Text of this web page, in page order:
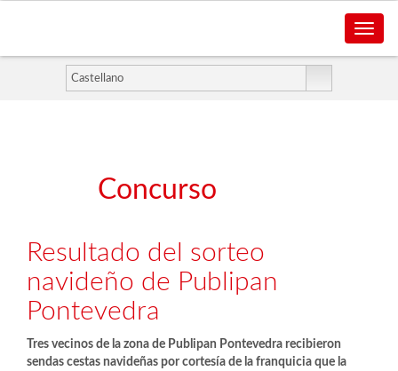
Toggle
Concurso
Resultado del sorteo
navideño de Publipan
Pontevedra
Tres vecinos de la zona de Publipan Pontevedra recibieron
sendas cestas navideñas por cortesía de la franquicia que la